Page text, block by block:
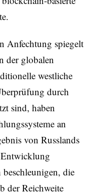
Anfechtung spiegelt
der globalen
westliche
durch
sind, haben
an
von Russlands
die
der Reichweite